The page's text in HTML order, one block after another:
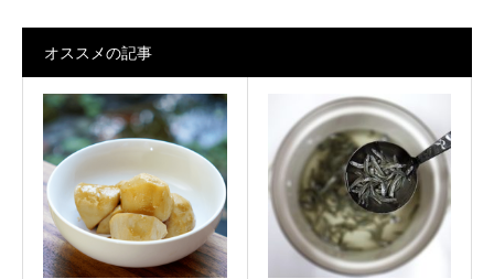
オススメの記事